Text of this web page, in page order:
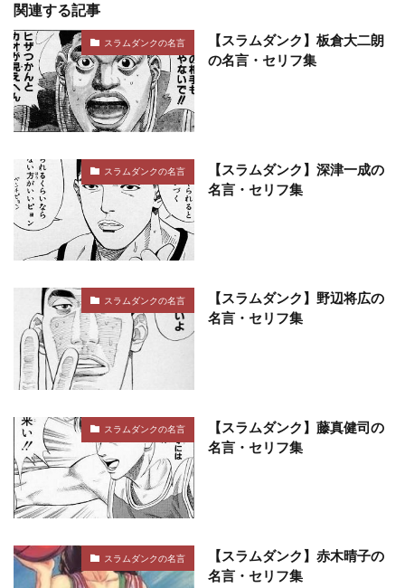
関連する記事
スラムダンクの名言
【スラムダンク】板倉大二朗
の名言・セリフ集
スラムダンクの名言
【スラムダンク】深津一成の
名言・セリフ集
スラムダンクの名言
【スラムダンク】野辺将広の
名言・セリフ集
スラムダンクの名言
【スラムダンク】藤真健司の
名言・セリフ集
スラムダンクの名言
【スラムダンク】赤木晴子の
名言・セリフ集